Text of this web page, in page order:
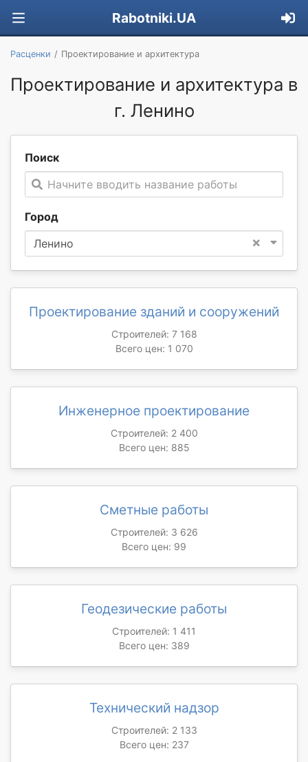
Rabotniki.UA
Расценки Проектирование и архитектура
Проектирование и архитектура в
г. Ленино
Поиск
Начните вводить название работы
Город
×
Ленино
Проектирование зданий и сооружений
Строителей: 7 168
Всего цен: 1 070
Инженерное проектирование
Строителей: 2 400
Всего цен: 885
Сметные работы
Строителей: 3 626
Всего цен: 99
Геодезические работы
Строителей: 1 411
Всего цен: 389
Технический надзор
Строителей: 2 133
Всего цен: 237